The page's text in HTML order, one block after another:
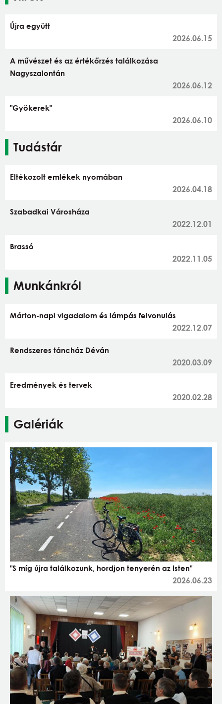
Újra együtt
2026.06.15
A művészet és az értékőrzés találkozása
Nagyszalontán
2026.06.12
"Gyökerek"
2026.06.10
Tudástár
Eltékozolt emlékek nyomában
2026.04.18
Szabadkai Városháza
2022.12.01
Brassó
2022.11.05
Munkánkról
Márton-napi vigadalom és lámpás felvonulás
2022.12.07
Rendszeres táncház Déván
2020.03.09
Eredmények és tervek
2020.02.28
Galériák
"S míg újra találkozunk, hordjon tenyerén az Isten"
2026.06.23